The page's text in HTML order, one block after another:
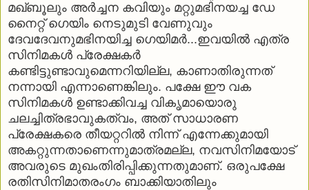
മഖ്ബൂലും അര്‍ച്ചന കവിയും മറ്റുമഭിനയച്ച ഡേ
നൈറ്റ് ഗെയിം നെടുമുടി വേണുവും
ദേവദേവനുമഭിനയിച്ച ഗെയിമര്‍...ഇവയില്‍ എത്ര
സിനിമകള്‍ പ്രേക്ഷകര്‍
കണ്ടിട്ടുണ്ടാവുമെന്നറിയില്ല, കാണാതിരുന്നത്
നന്നായി എന്നാണെങ്കിലും. പക്ഷേ ഈ വക
സിനിമകള്‍ ഉണ്ടാക്കിവച്ച വികൃമായൊരു
ചലച്ചിത്രഭാവുകത്വം, അത് സാധാരണ
പ്രേക്ഷകരെ തീയറ്ററില്‍ നിന്ന് എന്നേക്കുമായി
അകറ്റുന്നതാണെന്നുമാത്രമല്ല, നവസിനിമയോട്
അവരുടെ മുഖംതിരിപ്പിക്കുന്നതുമാണ്. ഒരുപക്ഷേ
രതിസിനിമാതരംഗം ബാക്കിയാതിലും